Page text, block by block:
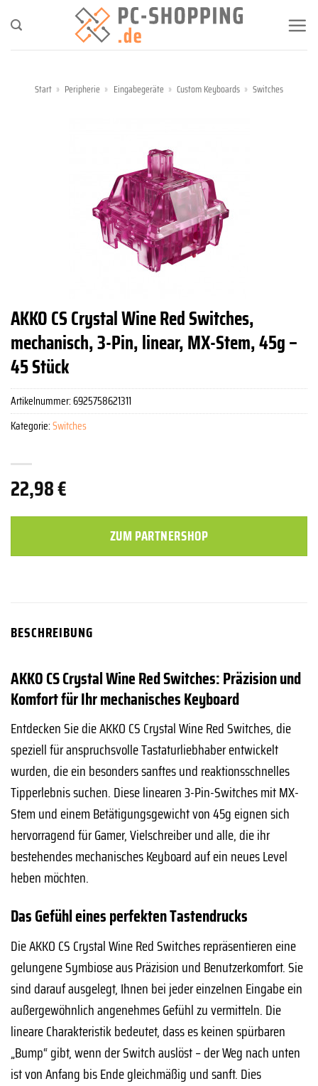
Inhalt
springen
Start » Peripherie » Eingabegeräte » Custom Keyboards » Switches
AKKO CS Crystal Wine Red Switches,
mechanisch, 3-Pin, linear, MX-Stem, 45g –
45 Stück
22,98€
ZUM PARTNERSHOP
Artikelnummer:6925758621311
Kategorie:Switches
BESCHREIBUNG
AKKO CS Crystal Wine Red Switches: Präzision und
Komfort für Ihr mechanisches Keyboard
Entdecken Sie die AKKO CS Crystal Wine Red Switches, die
speziell für anspruchsvolle Tastaturliebhaber entwickelt
wurden, die ein besonders sanftes und reaktionsschnelles
Tipperlebnis suchen. Diese linearen 3-Pin-Switches mit MX-
Stem und einem Betätigungsgewicht von 45g eignen sich
hervorragend für Gamer, Vielschreiber und alle, die ihr
bestehendes mechanisches Keyboard auf ein neues Level
heben möchten.
Das Gefühl eines perfekten Tastendrucks
Die AKKO CS Crystal Wine Red Switches repräsentieren eine
gelungene Symbiose aus Präzision und Benutzerkomfort. Sie
sind darauf ausgelegt, Ihnen bei jeder einzelnen Eingabe ein
außergewöhnlich angenehmes Gefühl zu vermitteln. Die
lineare Charakteristik bedeutet, dass es keinen spürbaren
„Bump“ gibt, wenn der Switch auslöst – der Weg nach unten
ist von Anfang bis Ende gleichmäßig und sanft. Dies